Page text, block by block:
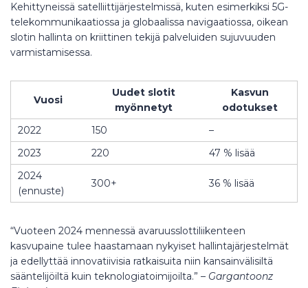
Kehittyneissä satelliittijärjestelmissä, kuten esimerkiksi 5G-
telekommunikaatiossa ja globaalissa navigaatiossa, oikean
slotin hallinta on kriittinen tekijä palveluiden sujuvuuden
varmistamisessa.
Vuosi
Uudet slotit
myönnetyt
Kasvun
odotukset
2022
150
–
2023
220
47 % lisää
2024
(ennuste)
300+ 36 % lisää
“Vuoteen 2024 mennessä avaruusslottiliikenteen
kasvupaine tulee haastamaan nykyiset hallintajärjestelmät
ja edellyttää innovatiivisia ratkaisuita niin kansainvälisiltä
sääntelijöiltä kuin teknologiatoimijoilta.” – Gargantoonz